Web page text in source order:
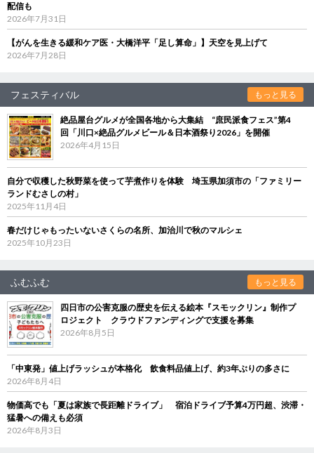
配信も
2026年7月31日
【がんを生きる緩和ケア医・大橋洋平「足し算命」】天空を見上げて
2026年7月28日
フェスティバル もっと見る
絶品屋台グルメが全国各地から大集結 “庶民派食フェス”第4
回「川口×絶品グルメビール＆日本酒祭り2026」を開催
2026年4月15日
自分で収穫した秋野菜を使って芋煮作りを体験 埼玉県加須市の「ファミリー
ランドむさしの村」
2025年11月4日
春だけじゃもったいないさくらの名所、加治川で秋のマルシェ
2025年10月23日
ふむふむ もっと見る
四日市の公害克服の歴史を伝える絵本『スモックリン』制作プ
ロジェクト クラウドファンディングで支援を募集
2026年8月5日
「中東発」値上げラッシュが本格化 飲食料品値上げ、約3年ぶりの多さに
2026年8月4日
物価高でも「夏は家族で長距離ドライブ」 宿泊ドライブ予算4万円超、渋滞・
猛暑への備えも必須
2026年8月3日